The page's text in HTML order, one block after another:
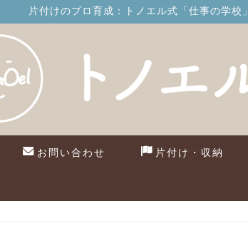
片付けのプロ育成：トノエル式「仕事の学校」
お問い合わせ 片付け・収納